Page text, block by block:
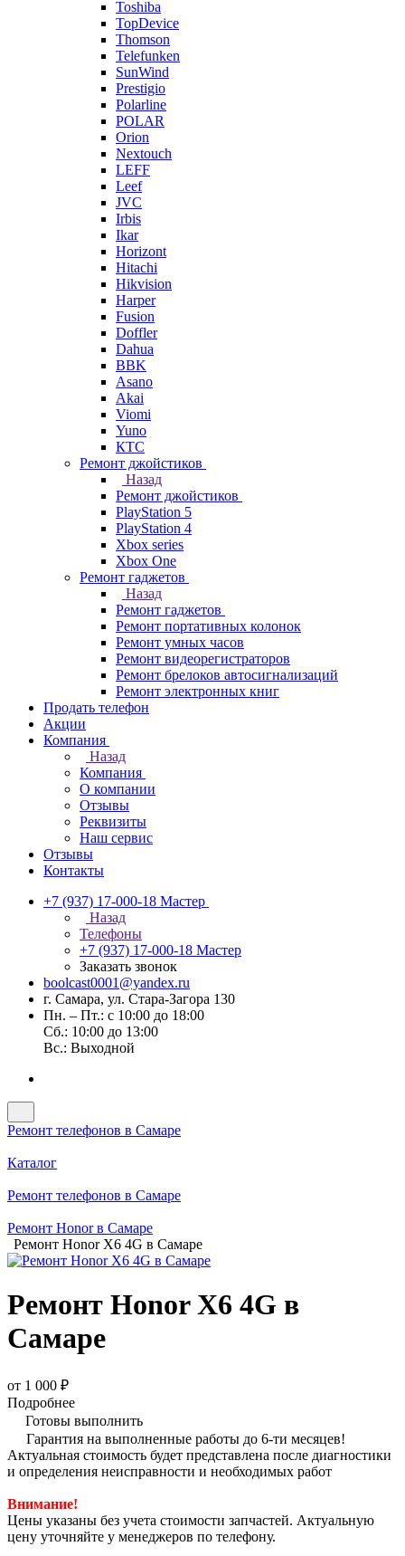
Toshiba
TopDevice
Thomson
Telefunken
SunWind
Prestigio
Polarline
POLAR
Orion
Nextouch
LEFF
Leef
JVC
Irbis
Ikar
Horizont
Hitachi
Hikvision
Harper
Fusion
Doffler
Dahua
BBK
Asano
Akai
Viomi
Yuno
КТС
Ремонт джойстиков
Назад
Ремонт джойстиков
PlayStation 5
PlayStation 4
Xbox series
Xbox One
Ремонт гаджетов
Назад
Ремонт гаджетов
Ремонт портативных колонок
Ремонт умных часов
Ремонт видеорегистраторов
Ремонт брелоков автосигнализаций
Ремонт электронных книг
Продать телефон
Акции
Компания
Назад
Компания
О компании
Отзывы
Реквизиты
Наш сервис
Отзывы
Контакты
+7 (937) 17-000-18 Мастер
Назад
Телефоны
+7 (937) 17-000-18 Мастер
Заказать звонок
boolcast0001@yandex.ru
г. Самара, ул. Стара-Загора 130
Пн. – Пт.: с 10:00 до 18:00
Сб.: 10:00 до 13:00
Вс.: Выходной
Ремонт телефонов в Самаре
Каталог
Ремонт телефонов в Самаре
Ремонт Honor в Самаре
Ремонт Honor X6 4G в Самаре
Ремонт Honor X6 4G в
Самаре
от 1 000 ₽
Подробнее
Готовы выполнить
Гарантия на выполненные работы до 6-ти месяцев!
Актуальная стоимость будет представлена после диагностики
и определения неисправности и необходимых работ
Внимание!
Цены указаны без учета стоимости запчастей. Актуальную
цену уточняйте у менеджеров по телефону.